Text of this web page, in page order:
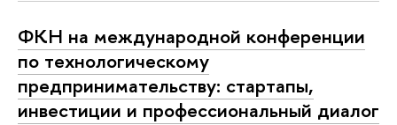
ФКН на международной конференции
по технологическому
предпринимательству: стартапы,
инвестиции и профессиональный диалог